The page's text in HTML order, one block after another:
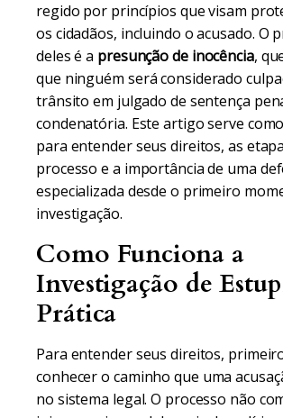
regido por princípios que visam
os cidadãos, incluindo o acusado. O
deles é a presunção de inocência,
que ninguém será considerado
trânsito em julgado de sentença
condenatória. Este artigo serve
para entender seus direitos, as
processo e a importância de uma
especializada desde o primeiro
investigação.
Como Funciona a
Investigação de
Prática
Para entender seus direitos,
conhecer o caminho que uma
no sistema legal. O processo não